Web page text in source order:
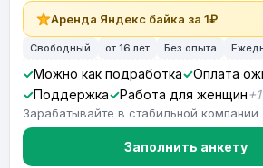
Аренда Яндекс байка за 1₽
Свободный от 16 лет Без опыта
Можно как подработка
Оплата
Поддержка
Работа для женщин +1
Зарабатывайте в стабильной компании
Заполнить анкету